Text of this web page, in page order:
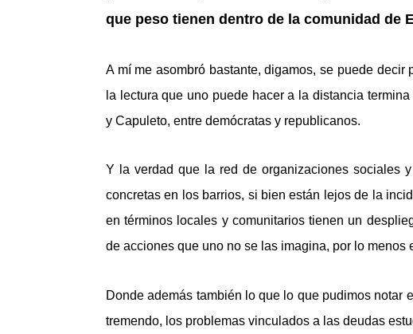
que peso tienen dentro de la comunidad de
A mí me asombró bastante, digamos, se puede
la lectura que uno puede hacer a la distancia
y Capuleto, entre demócratas y republicanos.
Y la verdad que la red de organizaciones sociales
concretas en los barrios, si bien están lejos de la
en términos locales y comunitarios tienen un
de acciones que uno no se las imagina, por lo menos
Donde además también lo que lo que pudimos notar
tremendo, los problemas vinculados a las deudas